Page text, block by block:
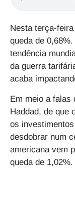
Nesta terça-
queda de
tendência
da guerra
acaba
Em meio a falas
Haddad, de que
os
desdobrar num
americana vem
queda de 1,02%.